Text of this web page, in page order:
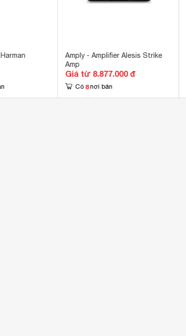
Amply - Amplifier Alesis Strike
Amp
Giá từ 8.877.000 đ
Có 8 nơi bán